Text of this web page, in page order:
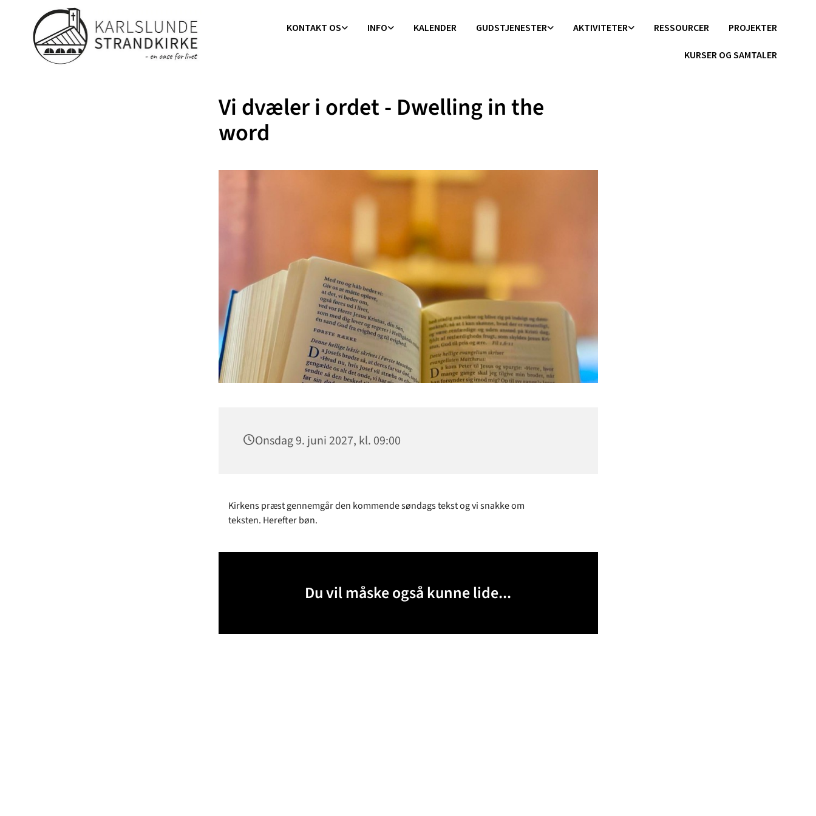
KONTAKT OS INFO KALENDER GUDSTJENESTER AKTIVITETER RESSOURCER PROJEKTER
KURSER OG SAMTALER
Vi dvæler i ordet - Dwelling in the
word
Onsdag 9. juni 2027, kl. 09:00
Kirkens præst gennemgår den kommende søndags tekst og vi snakke om
teksten. Herefter bøn.
Du vil måske også kunne lide...